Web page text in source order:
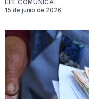
EFE COMUNICA
15 de junio de 2026